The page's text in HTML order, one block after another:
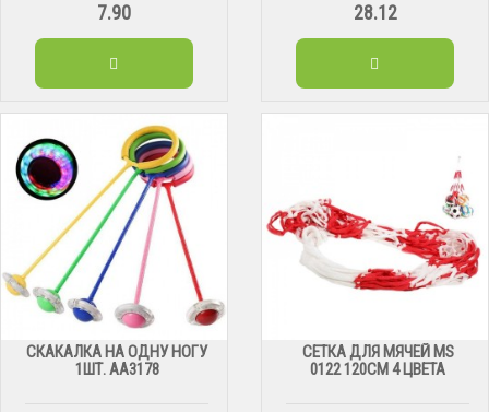
7.90 28.12
СКАКАЛКА НА ОДНУ НОГУ
1ШТ. АА3178
СЕТКА ДЛЯ МЯЧЕЙ МS
0122 120СМ 4 ЦВЕТА